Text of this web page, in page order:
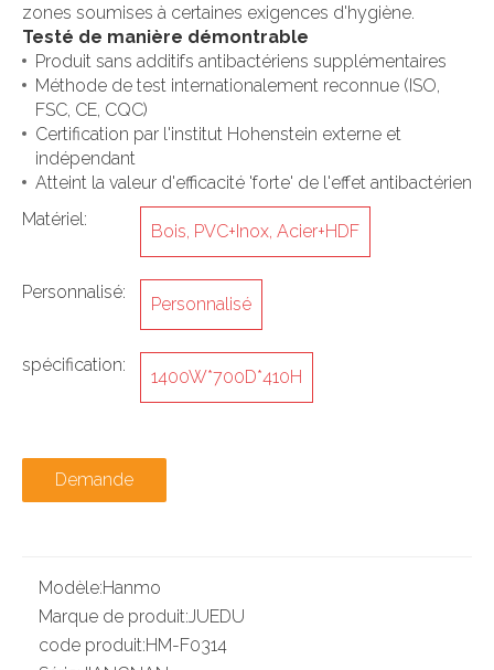
zones soumises à certaines exigences d'hygiène.
Testé de manière démontrable
Produit sans additifs antibactériens supplémentaires
Méthode de test internationalement reconnue (ISO,
FSC, CE, CQC)
Certification par l'institut Hohenstein externe et
indépendant
Atteint la valeur d'efficacité 'forte' de l'effet antibactérien
Matériel:
Bois, PVC+Inox, Acier+HDF
Personnalisé:
Personnalisé
spécification:
1400W*700D*410H
Demande
Modèle:Hanmo
Marque de produit:JUEDU
code produit:HM-F0314